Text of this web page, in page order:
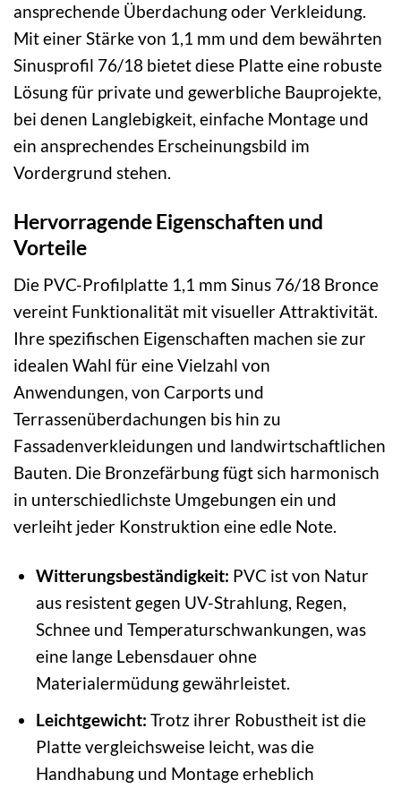
ansprechende Überdachung oder Verkleidung.
Mit einer Stärke von 1,1 mm und dem bewährten
Sinusprofil 76/18 bietet diese Platte eine robuste
Lösung für private und gewerbliche Bauprojekte,
bei denen Langlebigkeit, einfache Montage und
ein ansprechendes Erscheinungsbild im
Vordergrund stehen.
Hervorragende Eigenschaften und
Vorteile
Die PVC-Profilplatte 1,1 mm Sinus 76/18 Bronce
vereint Funktionalität mit visueller Attraktivität.
Ihre spezifischen Eigenschaften machen sie zur
idealen Wahl für eine Vielzahl von
Anwendungen, von Carports und
Terrassenüberdachungen bis hin zu
Fassadenverkleidungen und landwirtschaftlichen
Bauten. Die Bronzefärbung fügt sich harmonisch
in unterschiedlichste Umgebungen ein und
verleiht jeder Konstruktion eine edle Note.
Witterungsbeständigkeit: PVC ist von Natur
aus resistent gegen UV-Strahlung, Regen,
Schnee und Temperaturschwankungen, was
eine lange Lebensdauer ohne
Materialermüdung gewährleistet.
Leichtgewicht: Trotz ihrer Robustheit ist die
Platte vergleichsweise leicht, was die
Handhabung und Montage erheblich